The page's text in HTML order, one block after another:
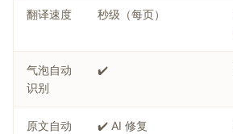
翻译速度 秒级（每页）
气泡自动
识别
✔️
原文自动
✔️ AI 修复